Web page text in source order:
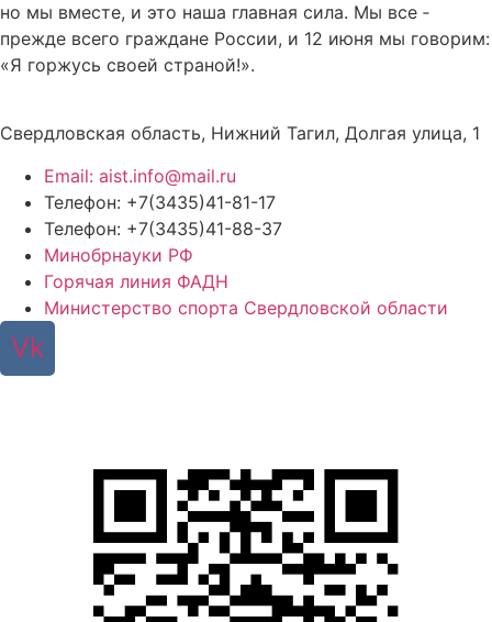
но мы вместе, и это наша главная сила. Мы все ‑
прежде всего граждане России, и 12 июня мы говорим:
«Я горжусь своей страной!».
Свердловская область, Нижний Тагил, Долгая улица, 1
Email: aist.info@mail.ru
Телефон: +7(3435)41-81-17
Телефон: +7(3435)41-88-37
Минобрнауки РФ
Горячая линия ФАДН
Министерство спорта Свердловской области
Vk